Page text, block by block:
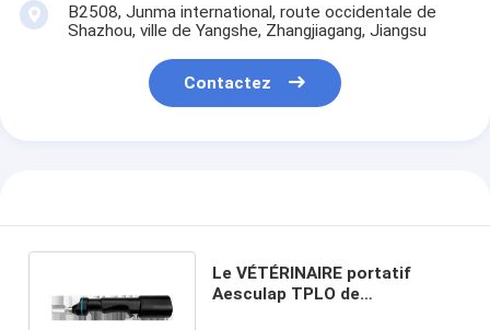
B2508, Junma international, route occidentale de
Shazhou, ville de Yangshe, Zhangjiagang, Jiangsu
Contactez
Le VÉTÉRINAIRE portatif
Aesculap TPLO de